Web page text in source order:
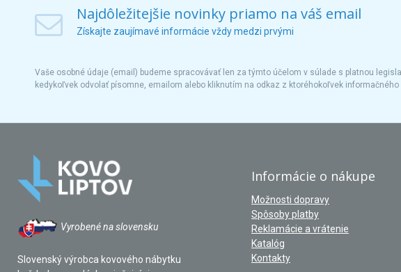
Najdôležitejšie novinky priamo na váš email
Získajte zaujímavé informácie vždy medzi prvými
Vaše osobné údaje (email) budeme spracovávať len za týmto účelom v súlade s platnou
kedykoľvek odvolať písomne, emailom alebo kliknutím na odkaz z ktoréhokoľvek informačného
Vyrobené na slovensku
Slovenský výrobca kovového nábytku
Informácie o nákupe
Možnosti dopravy
Spôsoby platby
Reklamácie a vrátenie
Katalóg
Kontakty